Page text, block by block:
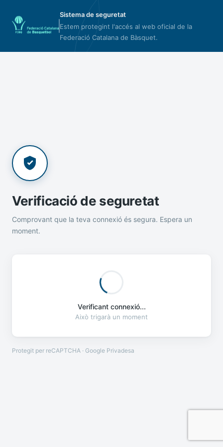
Sistema de seguretat
Estem protegint l'accés al web oficial de la
Federació Catalana de Bàsquet.
Verificació de seguretat
Comprovant que la teva connexió és segura. Espera un
moment.
Verificant connexió...
Això trigarà un moment
Protegit per reCAPTCHA · Google Privadesa